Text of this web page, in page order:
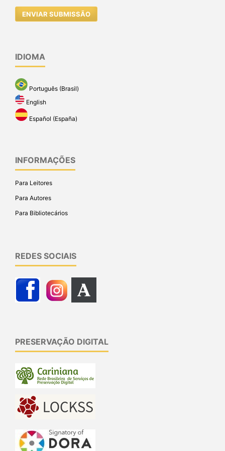
ENVIAR SUBMISSÃO
IDIOMA
Português (Brasil)
English
Español (España)
INFORMAÇÕES
Para Leitores
Para Autores
Para Bibliotecários
REDES SOCIAIS
PRESERVAÇÃO DIGITAL